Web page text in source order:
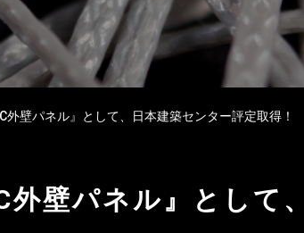
外壁パネル』として、日本建築センター評定取得！
外壁パネル』として